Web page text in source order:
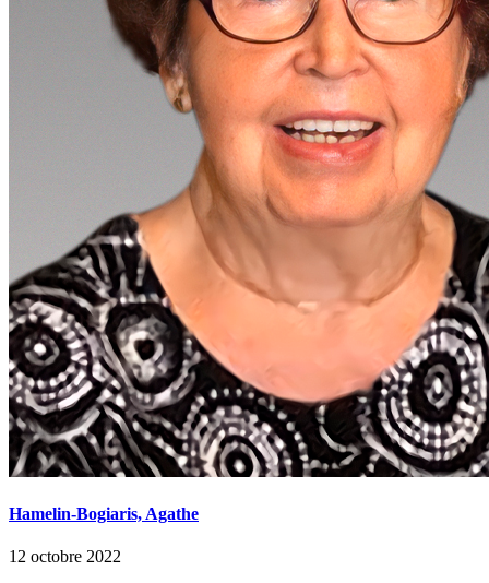
Hamelin-Bogiaris, Agathe
12 octobre 2022